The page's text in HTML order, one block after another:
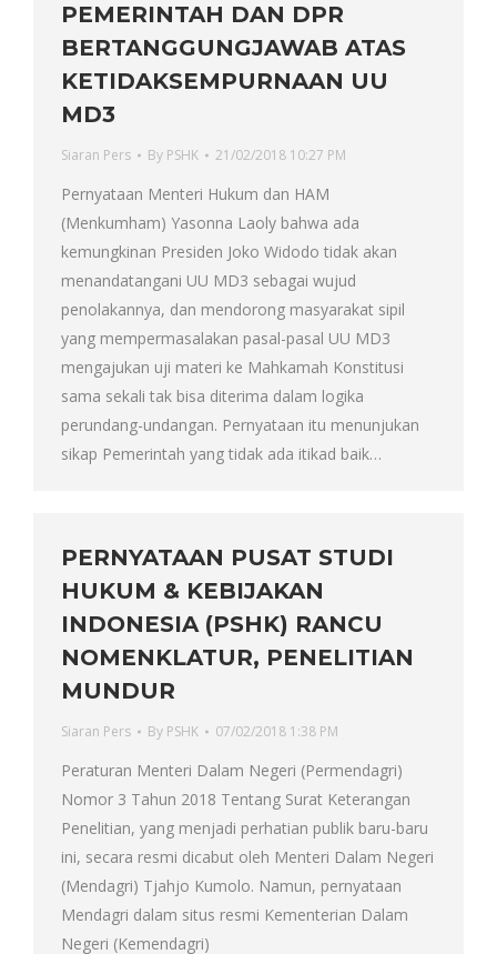
PEMERINTAH DAN DPR
BERTANGGUNGJAWAB ATAS
KETIDAKSEMPURNAAN UU
MD3
Siaran Pers By PSHK 21/02/2018 10:27 PM
Pernyataan Menteri Hukum dan HAM
(Menkumham) Yasonna Laoly bahwa ada
kemungkinan Presiden Joko Widodo tidak akan
menandatangani UU MD3 sebagai wujud
penolakannya, dan mendorong masyarakat sipil
yang mempermasalakan pasal-pasal UU MD3
mengajukan uji materi ke Mahkamah Konstitusi
sama sekali tak bisa diterima dalam logika
perundang-undangan. Pernyataan itu menunjukan
sikap Pemerintah yang tidak ada itikad baik…
PERNYATAAN PUSAT STUDI
HUKUM & KEBIJAKAN
INDONESIA (PSHK) RANCU
NOMENKLATUR, PENELITIAN
MUNDUR
Siaran Pers By PSHK 07/02/2018 1:38 PM
Peraturan Menteri Dalam Negeri (Permendagri)
Nomor 3 Tahun 2018 Tentang Surat Keterangan
Penelitian, yang menjadi perhatian publik baru-baru
ini, secara resmi dicabut oleh Menteri Dalam Negeri
(Mendagri) Tjahjo Kumolo. Namun, pernyataan
Mendagri dalam situs resmi Kementerian Dalam
Negeri (Kemendagri)